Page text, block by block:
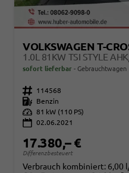
VOLKSWAGEN T-
1.0L 81KW TSI STYLE
sofort lieferbar Gebrauchtwagen
Fahrzeugnr. 114568
Kraftstoff
Benzin
Leistung 81 kW (110 PS)
02.06.2021
17.380,– €
Differenzbesteuert
Verbrauch kombiniert: 6,00